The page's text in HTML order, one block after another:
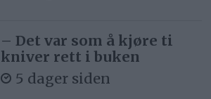
– Det var som å kjøre ti
kniver rett i buken
5 dager siden